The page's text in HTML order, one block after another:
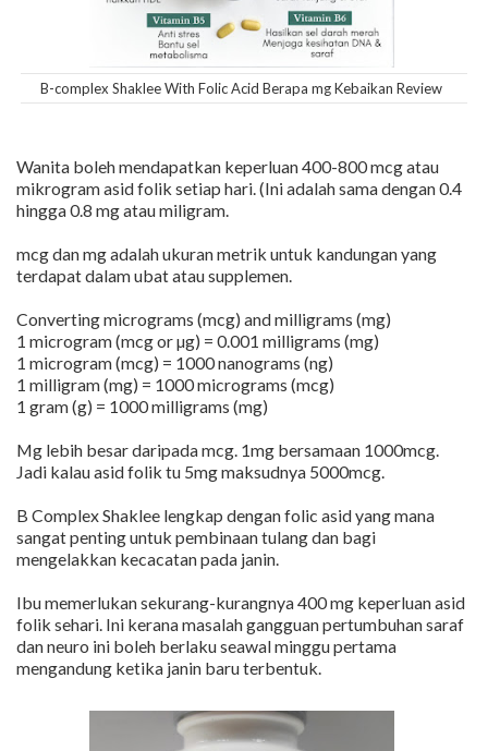
B-complex Shaklee With Folic Acid Berapa mg Kebaikan Review
Wanita boleh mendapatkan keperluan 400-800 mcg atau
mikrogram asid folik setiap hari. (Ini adalah sama dengan 0.4
hingga 0.8 mg atau miligram.
mcg dan mg adalah ukuran metrik untuk kandungan yang
terdapat dalam ubat atau supplemen.
Converting micrograms (mcg) and milligrams (mg)
1 microgram (mcg or µg) = 0.001 milligrams (mg)
1 microgram (mcg) = 1000 nanograms (ng)
1 milligram (mg) = 1000 micrograms (mcg)
1 gram (g) = 1000 milligrams (mg)
Mg lebih besar daripada mcg. 1mg bersamaan 1000mcg.
Jadi kalau asid folik tu 5mg maksudnya 5000mcg.
B Complex Shaklee lengkap dengan folic asid yang mana
sangat penting untuk pembinaan tulang dan bagi
mengelakkan kecacatan pada janin.
Ibu memerlukan sekurang-kurangnya 400 mg keperluan asid
folik sehari. Ini kerana masalah gangguan pertumbuhan saraf
dan neuro ini boleh berlaku seawal minggu pertama
mengandung ketika janin baru terbentuk.